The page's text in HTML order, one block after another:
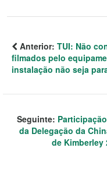
Anterior: TUI: Não
filmados pelo
instalação não seja
Seguinte:
da Delegação da
de Kimberley